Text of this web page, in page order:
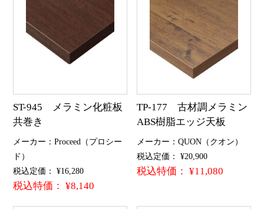
ST-945 メラミン化粧板
共巻き
メーカー：Proceed（プロシー
ド）
税込定価： ¥16,280
税込特価： ¥8,140
TP-177 古材調メラミン
ABS樹脂エッジ天板
メーカー：QUON（クオン）
税込定価： ¥20,900
税込特価： ¥11,080